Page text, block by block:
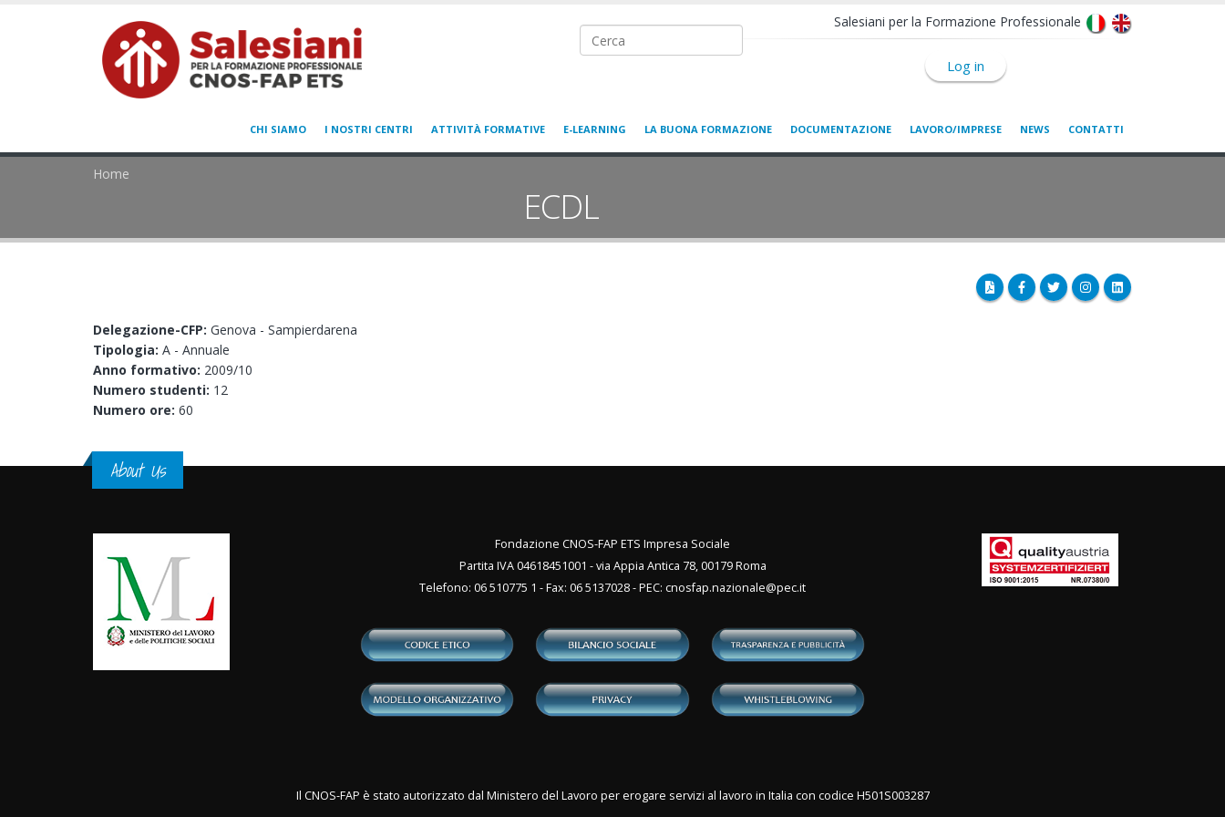
Salesiani per la Formazione Professionale
Log in
Ricerca nel sito
CHI SIAMO I NOSTRI CENTRI ATTIVITÀ FORMATIVE E-LEARNING LA BUONA FORMAZIONE DOCUMENTAZIONE LAVORO/IMPRESE NEWS CONTATTI
Home
ECDL
Delegazione-CFP: Genova - Sampierdarena
Tipologia: A - Annuale
Anno formativo: 2009/10
Numero studenti: 12
Numero ore: 60
About Us
Fondazione CNOS-FAP ETS Impresa Sociale
Partita IVA 04618451001 - via Appia Antica 78, 00179 Roma
Telefono: 06 510775 1 - Fax: 06 5137028 - PEC: cnosfap.nazionale@pec.it
Il CNOS-FAP è stato autorizzato dal Ministero del Lavoro per erogare servizi al lavoro in Italia con codice H501S003287